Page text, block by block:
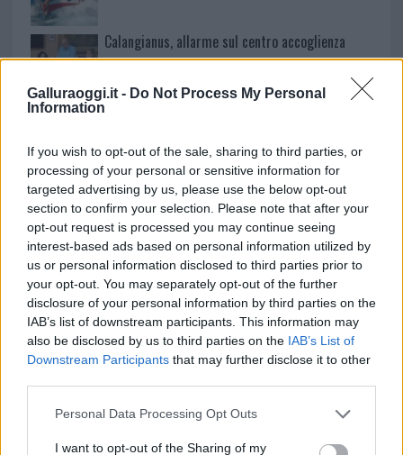
Galluraoggi.it - Do Not Process My Personal
Information
If you wish to opt-out of the sale, sharing to third parties, or
processing of your personal or sensitive information for
targeted advertising by us, please use the below opt-out
section to confirm your selection. Please note that after your
opt-out request is processed you may continue seeing
interest-based ads based on personal information utilized by
us or personal information disclosed to third parties prior to
your opt-out. You may separately opt-out of the further
disclosure of your personal information by third parties on the
IAB’s list of downstream participants. This information may
also be disclosed by us to third parties on the IAB’s List of
Downstream Participants that may further disclose it to other
Please note that this website/app uses one or more Google
not limited to your visit or usage behaviour. You may click to
Personal Data Processing Opt Outs
I want to opt-out of the Sharing of my
Calangianus, allarme sul centro accoglienza
minori, Albieri: “Episodi gravissimi”
NECROLOGIE
Mario Malu